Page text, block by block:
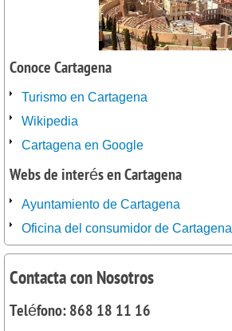
Conoce Cartagena
Turismo en Cartagena
Wikipedia
Cartagena en Google
Webs de interés en Cartagena
Ayuntamiento de Cartagena
Oficina del consumidor de Cartagena
Contacta con Nosotros
Teléfono: 868 18 11 16